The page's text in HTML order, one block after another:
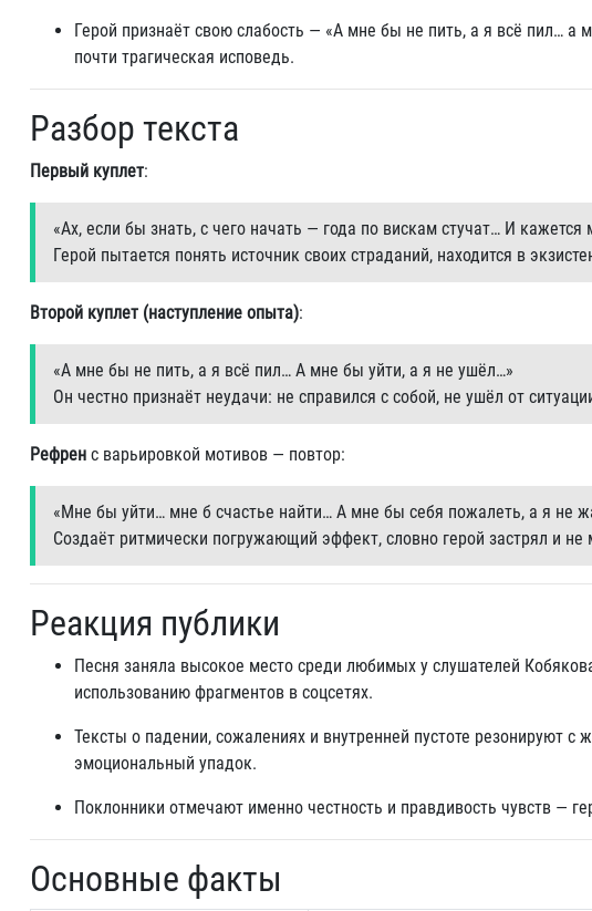
Герой признаёт свою слабость — «А мне бы не пить, а я всё пил… а
почти трагическая исповедь.
Разбор текста
Первый куплет:
«Ах, если бы знать, с чего начать — года по вискам стучат… И
Герой пытается понять источник своих страданий, находится в
Второй куплет (наступление опыта):
«А мне бы не пить, а я всё пил… А мне бы уйти, а я не ушёл…»
Он честно признаёт неудачи: не справился с собой, не ушёл от
Рефрен с варьировкой мотивов — повтор:
«Мне бы уйти… мне б счастье найти… А мне бы себя пожалеть, а я не
Создаёт ритмически погружающий эффект, словно герой застрял и
Реакция публики
Песня заняла высокое место среди любимых у слушателей
использованию фрагментов в соцсетях.
Тексты о падении, сожалениях и внутренней пустоте резонируют с
эмоциональный упадок.
Поклонники отмечают именно честность и правдивость чувств —
Основные факты